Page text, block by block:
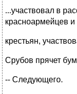
...участвовал в
красноармейцев и
крестьян,
Срубов прячет
-- Следующего.